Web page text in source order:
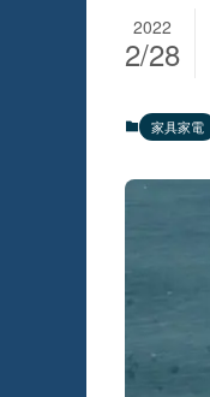
2022
2/28
家具家電